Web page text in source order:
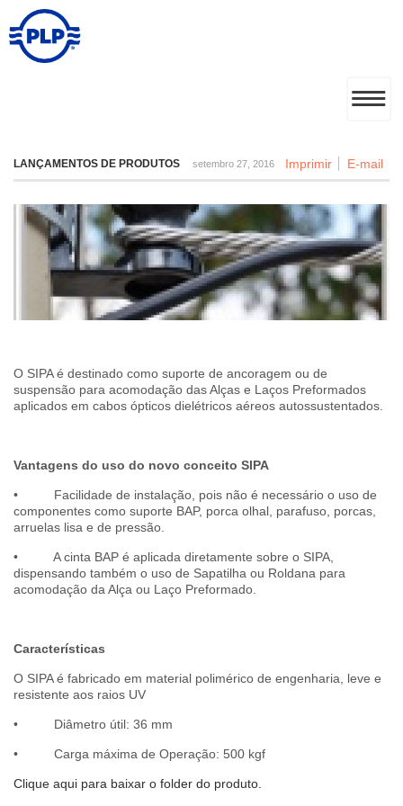
Imprimir E-mail
LANÇAMENTOS DE PRODUTOS setembro 27, 2016
O SIPA é destinado como suporte de ancoragem ou de
suspensão para acomodação das Alças e Laços Preformados
aplicados em cabos ópticos dielétricos aéreos autossustentados.
Vantagens do uso do novo conceito SIPA
• Facilidade de instalação, pois não é necessário o uso de
componentes como suporte BAP, porca olhal, parafuso, porcas,
arruelas lisa e de pressão.
• A cinta BAP é aplicada diretamente sobre o SIPA,
dispensando também o uso de Sapatilha ou Roldana para
acomodação da Alça ou Laço Preformado.
Características
O SIPA é fabricado em material polimérico de engenharia, leve e
resistente aos raios UV
• Diâmetro útil: 36 mm
• Carga máxima de Operação: 500 kgf
Clique aqui para baixar o folder do produto.